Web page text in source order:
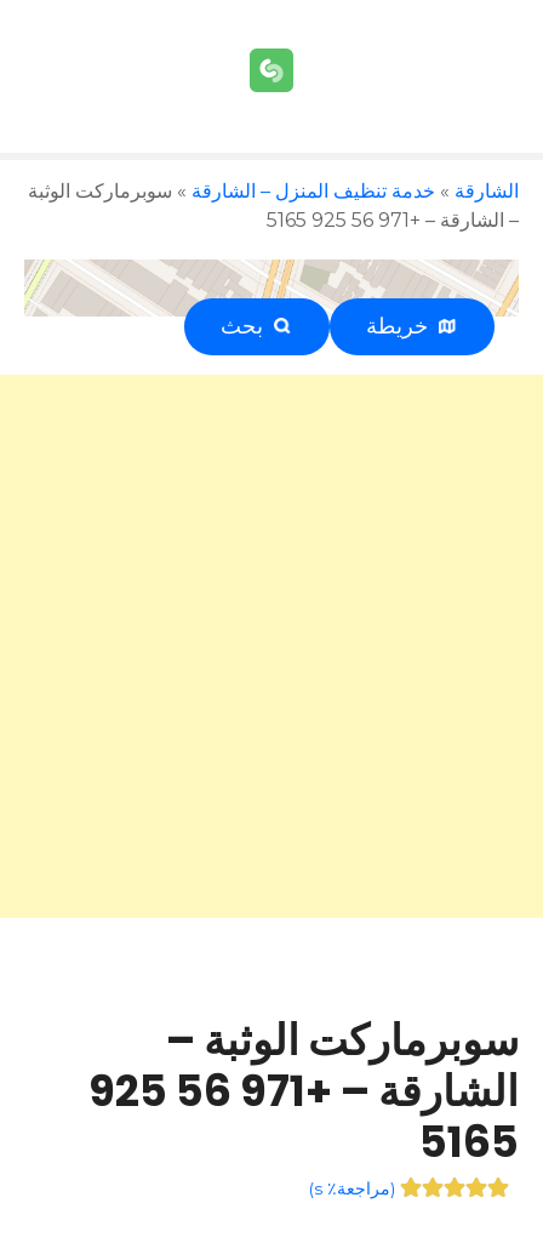
الشارقة » خدمة تنظيف المنزل – الشارقة » سوبرماركت الوثبة
– الشارقة – +971 56 925 5165
خريطة بحثإعلان
سوبرماركت الوثبة –
الشارقة – +971 56 925
5165
(مراجعة٪ s )